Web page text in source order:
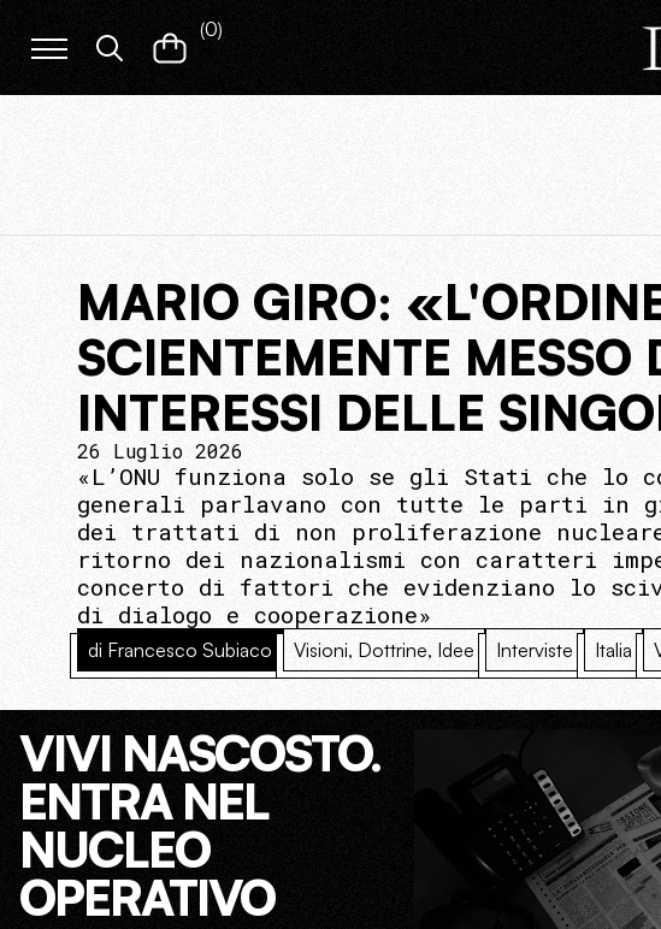
(0)
MARIO GIRO:
SCIENTEMENTE MESSO
INTERESSI DELLE
26 Luglio 2026
«L’ONU funziona solo se gli Stati che lo
generali parlavano con tutte le parti in
dei trattati di non proliferazione
ritorno dei nazionalismi con caratteri
concerto di fattori che evidenziano lo
di dialogo e cooperazione»
di Francesco Subiaco Visioni, Dottrine, Idee Interviste Italia
VIVI NASCOSTO.
ENTRA NEL
NUCLEO
OPERATIVO